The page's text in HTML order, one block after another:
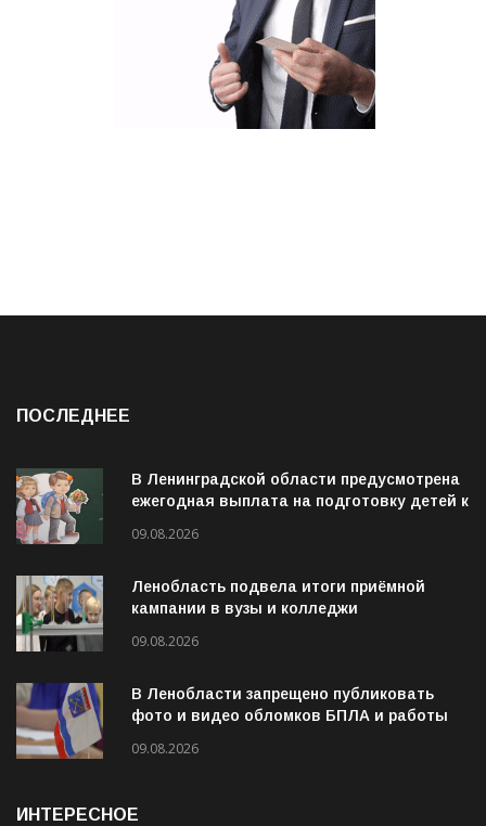
ПОСЛЕДНЕЕ
В Ленинградской области предусмотрена
ежегодная выплата на подготовку детей к
09.08.2026
Ленобласть подвела итоги приёмной
кампании в вузы и колледжи
09.08.2026
В Ленобласти запрещено публиковать
фото и видео обломков БПЛА и работы
09.08.2026
ИНТЕРЕСНОЕ